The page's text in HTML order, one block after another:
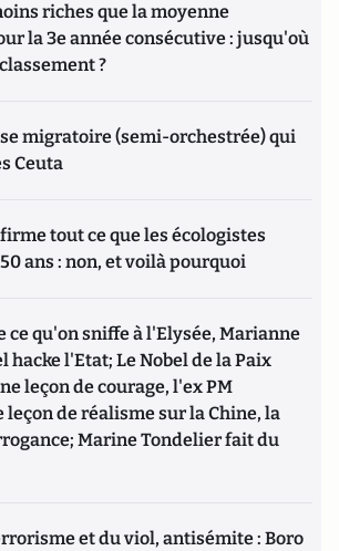
riches que la moyenne
la 3e année consécutive : jusqu'où
?
migratoire (semi-orchestrée) qui
Ceuta
tout ce que les écologistes
ans : non, et voilà pourquoi
ce qu'on sniffe à l'Elysée, Marianne
hacke l'Etat; Le Nobel de la Paix
leçon de courage, l'ex PM
de réalisme sur la Chine, la
Marine Tondelier fait du
et du viol, antisémite : Boro